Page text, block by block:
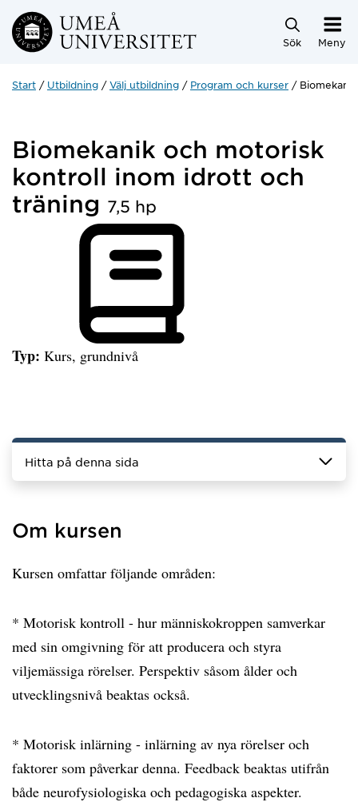
Hoppa direkt till innehållet
Sök Meny
Start Utbildning Välj utbildning Program och kurser
Biomekanik och motorisk
kontroll inom idrott och
träning 7,5 hp
Typ: Kurs, grundnivå
Hitta på denna sida
Om kursen
Kursen omfattar följande områden:
* Motorisk kontroll - hur människokroppen samverkar
med sin omgivning för att producera och styra
viljemässiga rörelser. Perspektiv såsom ålder och
utvecklingsnivå beaktas också.
* Motorisk inlärning - inlärning av nya rörelser och
faktorer som påverkar denna. Feedback beaktas utifrån
både neurofysiologiska och pedagogiska aspekter.